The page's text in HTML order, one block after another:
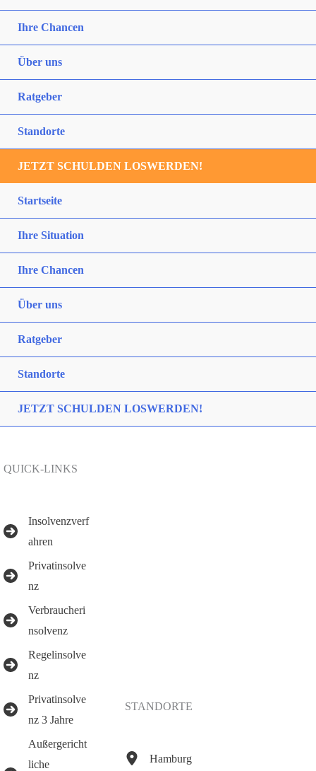
Ihre Chancen
Über uns
Ratgeber
Standorte
JETZT SCHULDEN LOSWERDEN!
Startseite
Ihre Situation
Ihre Chancen
Über uns
Ratgeber
Standorte
JETZT SCHULDEN LOSWERDEN!
QUICK-LINKS
Insolvenzverf
ahren
Privatinsolve
nz
Verbraucheri
nsolvenz
Regelinsolve
nz
Privatinsolve
nz 3 Jahre
Außergericht
liche
STANDORTE
Hamburg